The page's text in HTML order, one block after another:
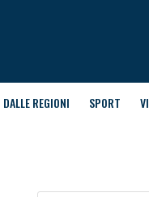
DALLE REGIONI SPORT